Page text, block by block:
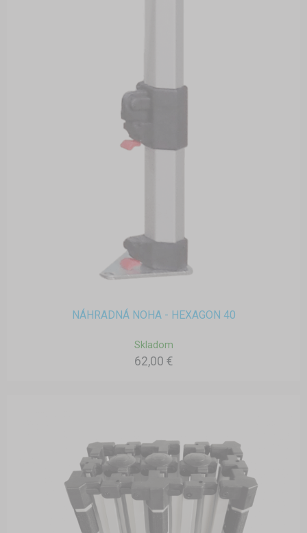
NÁHRADNÁ NOHA - HEXAGON 40
Skladom
62,00 €